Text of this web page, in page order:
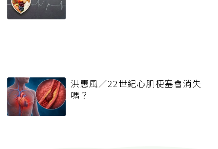
洪惠風／22世紀心肌梗塞會消失
嗎？